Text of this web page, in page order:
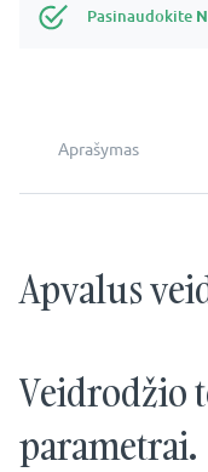
Pasinaudokite
Aprašymas
Apvalus
Veidrodžio
parametrai.